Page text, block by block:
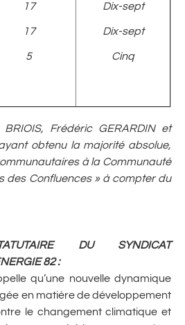
17
17
5
Dix-sept
Dix-sept
Cinq
BRIOIS, Frédéric GERARDIN et
obtenu la majorité absolue,
à la Communauté
des Confluences » à compter du
DU SYNDICAT
82 :
qu’une nouvelle dynamique
en matière de développement
le changement climatique et